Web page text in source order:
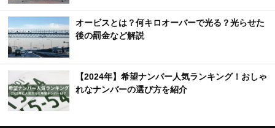
オービスとは？何キロオーバーで光る？光らせた
後の罰金など解説
【2024年】希望ナンバー人気ランキング！おしゃ
れなナンバーの選び方を紹介